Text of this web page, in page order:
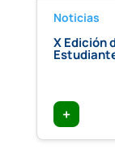
Noticias
X Edición
+